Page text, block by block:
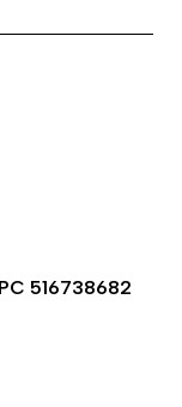
516738682